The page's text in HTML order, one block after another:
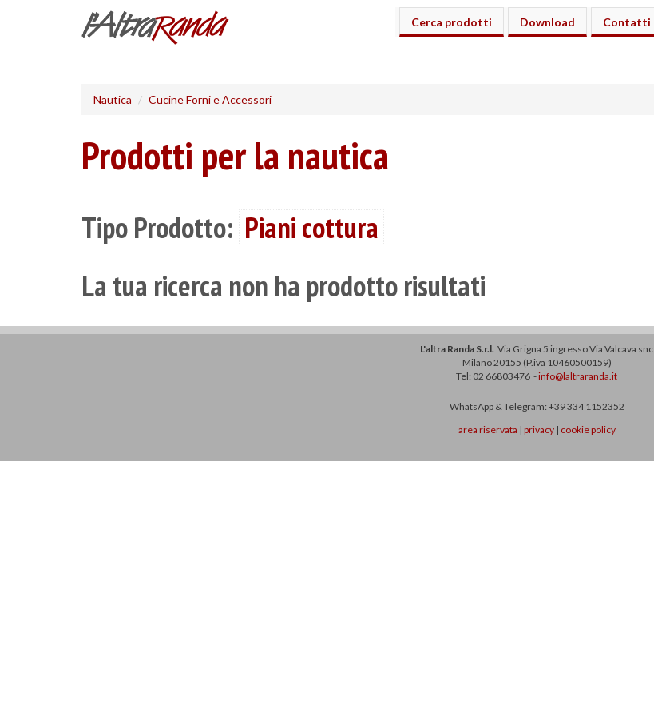
Cerca prodotti Download Contatti
Nautica Cucine Forni e Accessori
Prodotti per la nautica
Tipo Prodotto: Piani cottura
La tua ricerca non ha prodotto risultati
L'altra Randa S.r.l. Via Grigna 5 ingresso Via Valcava snc
Milano 20155 (P.iva 10460500159)
Tel: 02 66803476 -info@laltraranda.it
WhatsApp & Telegram: +39 334 1152352
area riservata | privacy| cookie policy